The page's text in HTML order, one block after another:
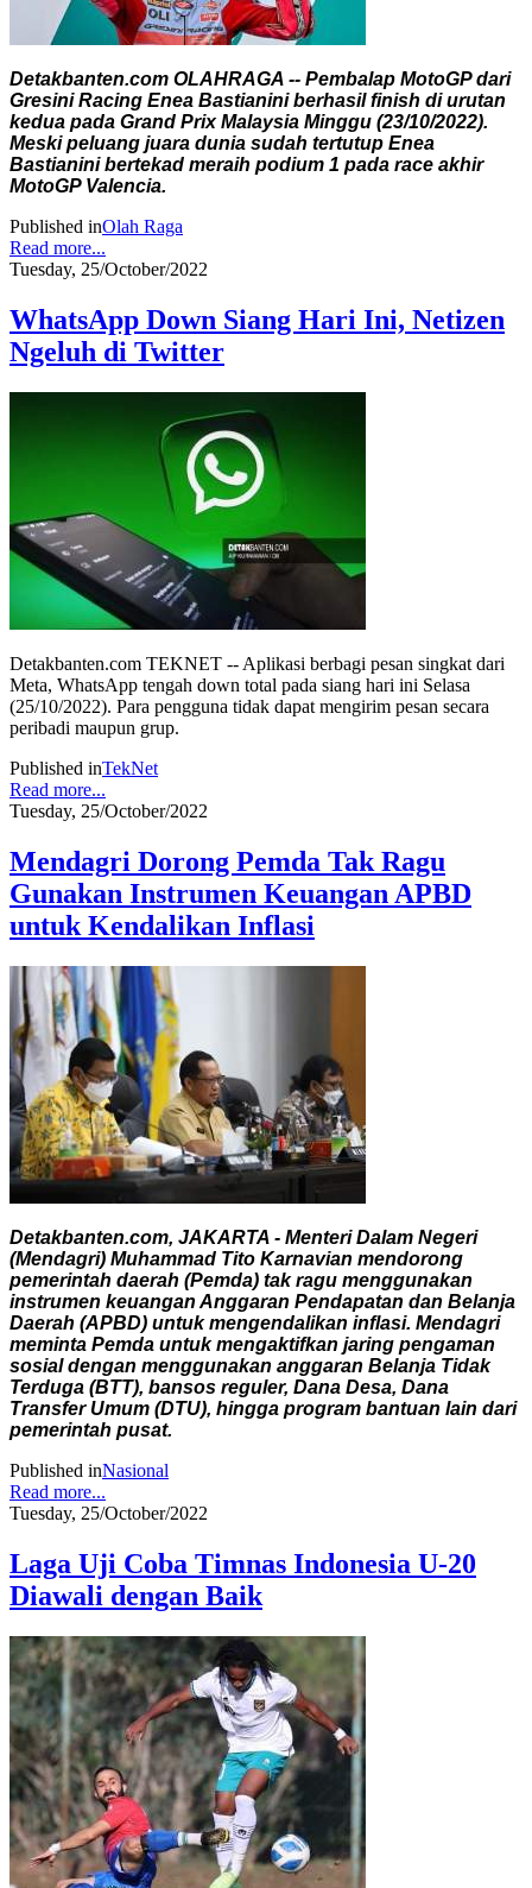
Detakbanten.com OLAHRAGA -- Pembalap MotoGP dari
Gresini Racing Enea Bastianini berhasil finish di urutan
kedua pada Grand Prix Malaysia Minggu (23/10/2022).
Meski peluang juara dunia sudah tertutup Enea
Bastianini bertekad meraih podium 1 pada race akhir
MotoGP Valencia.
Published inOlah Raga
Read more...
Tuesday, 25/October/2022
WhatsApp Down Siang Hari Ini, Netizen
Ngeluh di Twitter
Detakbanten.com TEKNET -- Aplikasi berbagi pesan singkat dari
Meta, WhatsApp tengah down total pada siang hari ini Selasa
(25/10/2022). Para pengguna tidak dapat mengirim pesan secara
peribadi maupun grup.
Published inTekNet
Read more...
Tuesday, 25/October/2022
Mendagri Dorong Pemda Tak Ragu
Gunakan Instrumen Keuangan APBD
untuk Kendalikan Inflasi
Detakbanten.com, JAKARTA - Menteri Dalam Negeri
(Mendagri) Muhammad Tito Karnavian mendorong
pemerintah daerah (Pemda) tak ragu menggunakan
instrumen keuangan Anggaran Pendapatan dan Belanja
Daerah (APBD) untuk mengendalikan inflasi. Mendagri
meminta Pemda untuk mengaktifkan jaring pengaman
sosial dengan menggunakan anggaran Belanja Tidak
Terduga (BTT), bansos reguler, Dana Desa, Dana
Transfer Umum (DTU), hingga program bantuan lain dari
pemerintah pusat.
Published inNasional
Read more...
Tuesday, 25/October/2022
Laga Uji Coba Timnas Indonesia U-20
Diawali dengan Baik